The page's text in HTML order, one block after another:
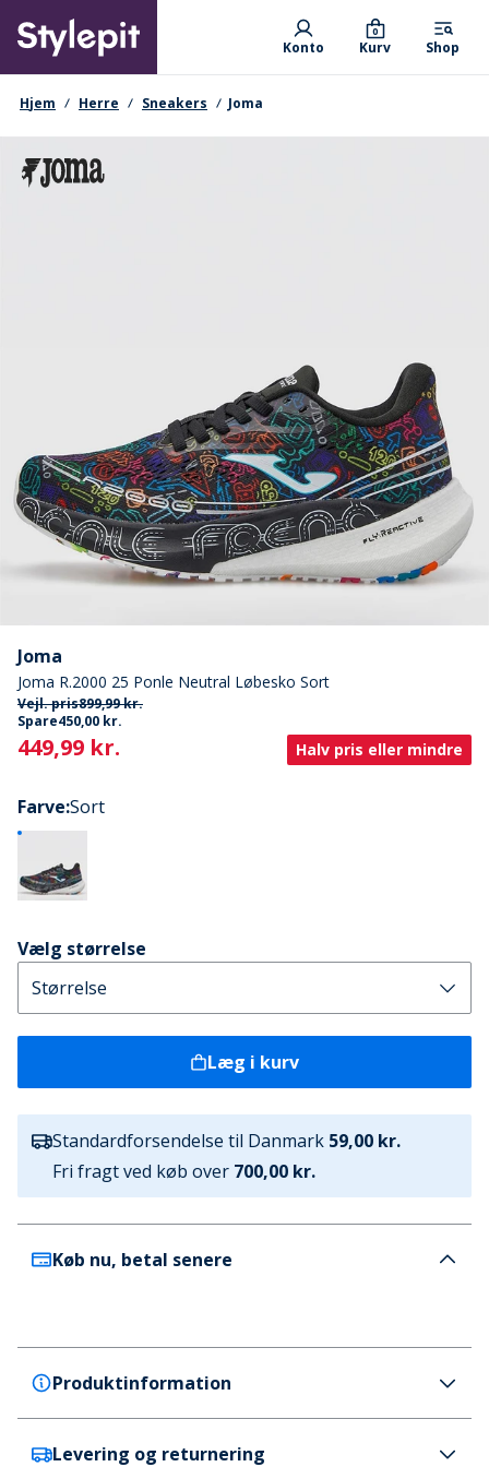
main
content
Primary departments
Konto Kurv
0
Shop
navigationssti
Hjem Herre Sneakers Joma
Joma
Joma R.2000 25 Ponle Neutral Løbesko Sort
Vejl. pris899,99 kr.
Spare450,00 kr.
Current
449,99 kr. Halv pris eller mindre
Farve:Sort
Vælg størrelse
Læg i kurv
Standardforsendelse til Danmark 59,00 kr.
Fri fragt ved køb over 700,00 kr.
Køb nu, betal senere
Produktinformation
Joma
Levering og returnering